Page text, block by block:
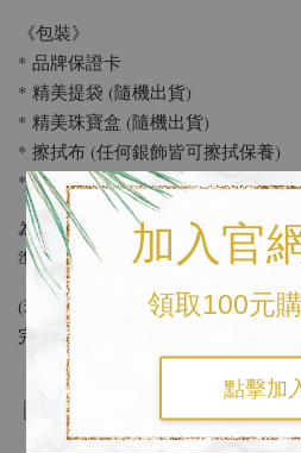
加入官
領取100元
點擊加
《包裝》
* 品牌保證卡
* 精美提袋 (隨機出貨)
* 精美珠寶盒 (隨機出貨)
* 擦拭布 (任何銀飾皆可擦拭保養)
* 名片 / 小卡 (提供免費寫50字以內
為響應環保，結帳時可以另外備註
準備簡約輕便的包裝
(環保包裝會省略精美提袋，其餘基
完善。)